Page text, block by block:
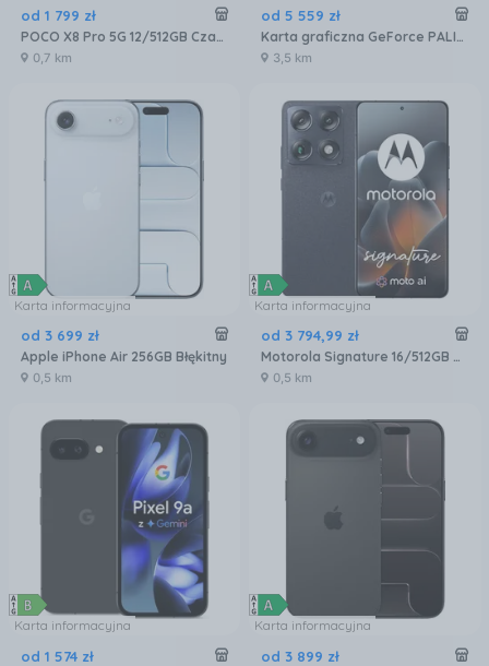
od 1 799 zł
POCO X8 Pro 5G 12/512GB Czarny
0,7 km
od 5 559 zł
Karta graficzna GeForce PALIT RTX 5080 Gaming Pro 16GB GDDR7 DLSS 4 (NE75080019T2GB2031A)
3,5 km
Karta informacyjna
od 3 699 zł
Apple iPhone Air 256GB Błękitny
0,5 km
Karta informacyjna
od 3 794,99 zł
Motorola Signature 16/512GB Czarny
0,5 km
Karta informacyjna
od 1 574 zł
Karta informacyjna
od 3 899 zł